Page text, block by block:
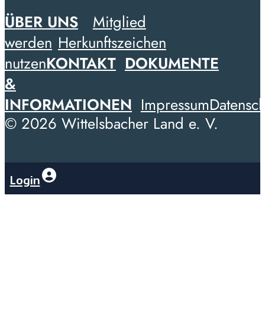
ÜBER UNS
Mitglied
werden Herkunftszeichen
nutzenKONTAKT DOKUMENTE
&
INFORMATIONEN Impressum
© 2026 Wittelsbacher Land e. V.
Login